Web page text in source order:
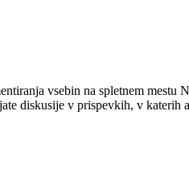
vsebin na spletnem
diskusije v prispevkih, v katerih